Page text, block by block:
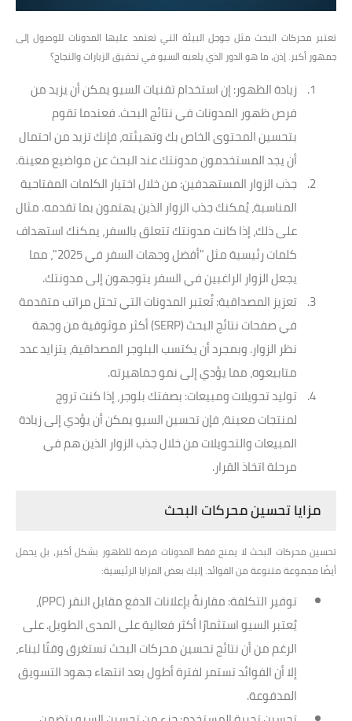
تعتبر محركات البحث مثل جوجل البيئة التي تعتمد عليها المدونات للوصول إلى
جمهور أكبر. إذن، ما هو الدور الذي يلعبه السيو في تحقيق الزيارات والنجاح؟
زيادة الظهور: إن استخدام تقنيات السيو يمكن أن يزيد من
فرص ظهور المدونات في نتائج البحث. فعندما تقوم
بتحسين المحتوى الخاص بك وتهيئته، فإنك تزيد من احتمال
أن يجد المستخدمون مدونتك عند البحث عن مواضيع معينة.
جذب الزوار المستهدفين: من خلال اختيار الكلمات المفتاحية
المناسبة، يُمكنك جذب الزوار الذين يهتمون بما تقدمه. مثال
على ذلك، إذا كانت مدونتك تتعلق بالسفر، يمكنك استهداف
كلمات رئيسية مثل "أفضل وجهات السفر في 2025"، مما
يجعل الزوار الراغبين في السفر يتوجهون إلى مدونتك.
تعزيز المصداقية: تُعتبر المدونات التي تحتل مراتب متقدمة
في صفحات نتائج البحث (SERP) أكثر موثوقية من وجهة
نظر الزوار. وبمجرد أن يكتسب البلوجر المصداقية، يتزايد عدد
متابيعوه، مما يؤدي إلى نمو جماهيرته.
توليد تحويلات ومبيعات: بصفتك بلوجر، إذا كنت تروج
لمنتجات معينة، فإن تحسين السيو يمكن أن يؤدي إلى زيادة
المبيعات والتحويلات من خلال جذب الزوار الذين هم في
مرحلة اتخاذ القرار.
مزايا تحسين محركات البحث
تحسين محركات البحث لا يمنح فقط المدونات فرصة للظهور بشكل أكبر، بل يحمل
أيضًا مجموعة متنوعة من الفوائد. إليك بعض المزايا الرئيسية:
توفير التكلفة
: مقارنةً بإعلانات الدفع مقابل النقر (PPC)،
يُعتبر السيو استثمارًا أكثر فعالية على المدى الطويل. على
الرغم من أن نتائج تحسين محركات البحث تستغرق وقتًا لبناء،
إلا أن الفوائد تستمر لفترة أطول بعد انتهاء جهود التسويق
المدفوعة.